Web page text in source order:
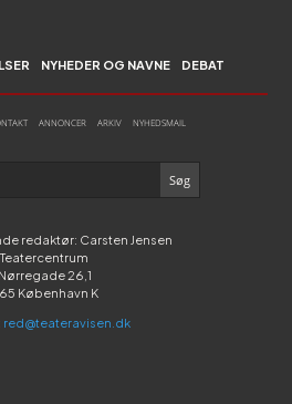
NYHEDER OG NAVNE DEBAT
ANNONCER ARKIV NYHEDSMAIL
redaktør: Carsten Jensen
Teatercentrum
Nørregade 26,1
København K
red@teateravisen.dk